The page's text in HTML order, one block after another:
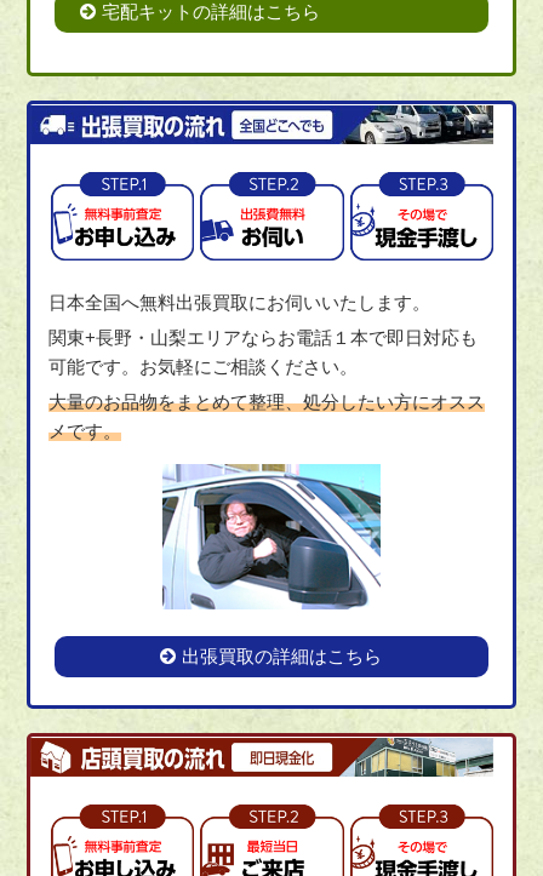
宅配キットの詳細はこちら
日本全国へ無料出張買取にお伺いいたします。
関東+長野・山梨エリアならお電話１本で即日対応も
可能です。お気軽にご相談ください。
大量のお品物をまとめて整理、処分したい方にオスス
メです。
出張買取の詳細はこちら